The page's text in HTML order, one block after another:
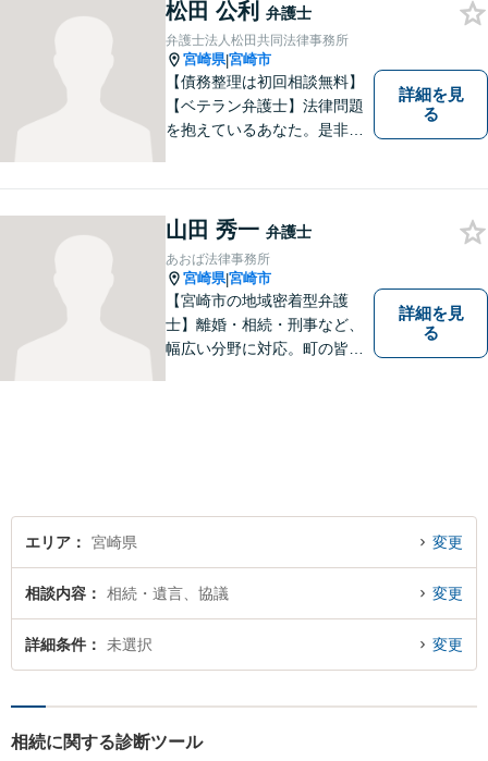
にご相談ください。迅速・適
切な解決を目指し尽力しま
す。
松田 公利 弁護士
弁護士法人松田共同法律事務所
宮崎県|宮崎市
【債務整理は初回相談無料】
【ベテラン弁護士】法律問題
を抱えているあなた。是非一
詳細を見
る
山田 秀一 弁護士
あおば法律事務所
宮崎県|宮崎市
【宮崎市の地域密着型弁護
士】離婚・相続・刑事など、
幅広い分野に対応。町の皆様
詳細を見
る
エリア 宮崎県 変更
相談内容 相続・遺言、協議 変更
詳細条件 未選択 変更
相続に関する診断ツール